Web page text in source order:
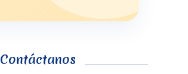
Contáctanos